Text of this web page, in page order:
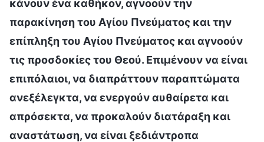
κάνουν ένα καθήκον, αγνοούν την
παρακίνηση του Αγίου Πνεύματος και την
επίπληξη του Αγίου Πνεύματος και αγνοούν
τις προσδοκίες του Θεού. Επιμένουν να είναι
επιπόλαιοι, να διαπράττουν παραπτώματα
ανεξέλεγκτα, να ενεργούν αυθαίρετα και
απρόσεκτα, να προκαλούν διατάραξη και
αναστάτωση, να είναι ξεδιάντροπα